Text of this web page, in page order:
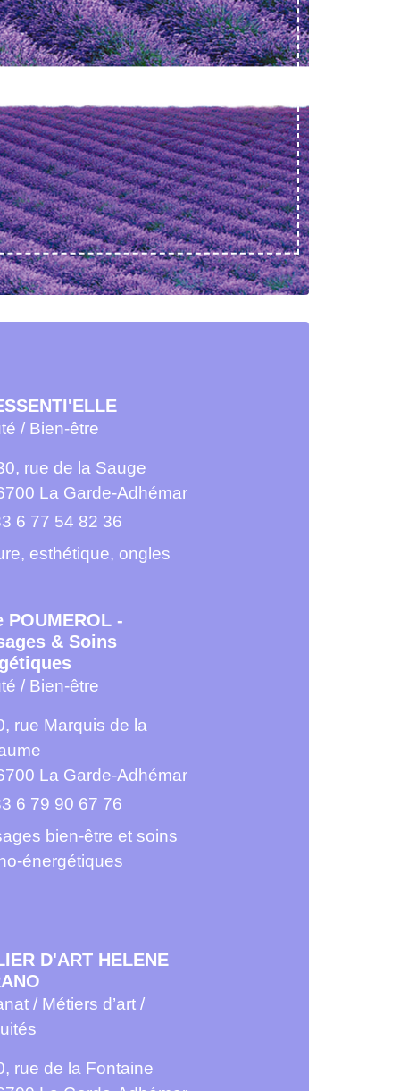
/ Bien-être
rue de la Sauge
La Garde-Adhémar
6 77 54 82 36
esthétique, ongles
POUMEROL -
& Soins
/ Bien-être
rue Marquis de la
La Garde-Adhémar
6 79 90 67 76
bien-être et soins
énergétiques
D'ART HELENE
/ Métiers d’art /
rue de la Fontaine